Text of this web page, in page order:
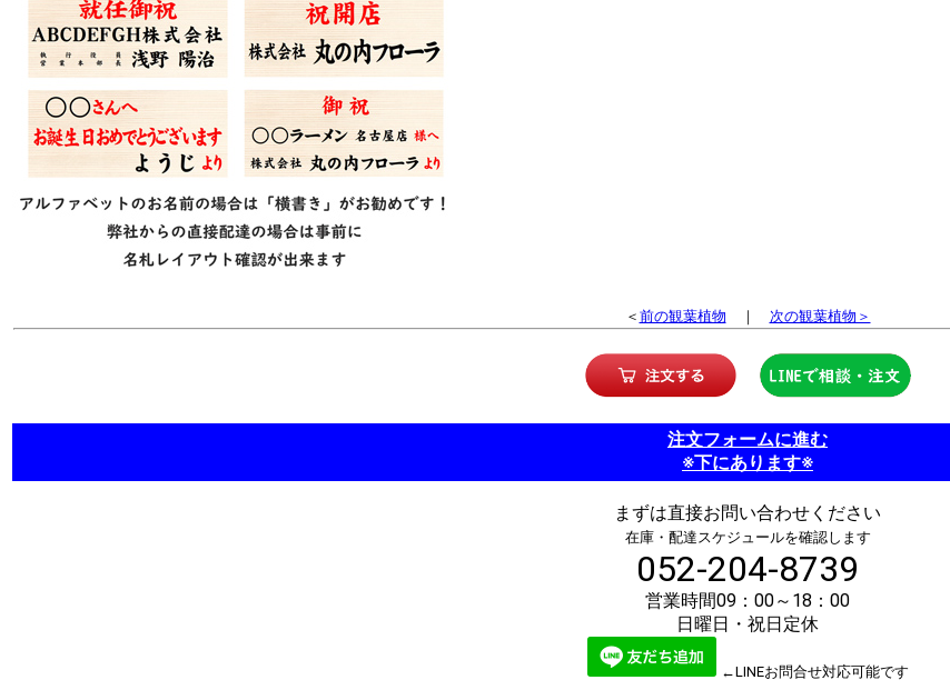
＜ 前の観葉植物 ｜ 次の観葉植物＞
注文フォームに進む
※下にあります※
まずは直接お問い合わせください
在庫・配達スケジュールを確認します
052-204-8739
営業時間09：00～18：00
日曜日・祝日定休
←LINEお問合せ対応可能です